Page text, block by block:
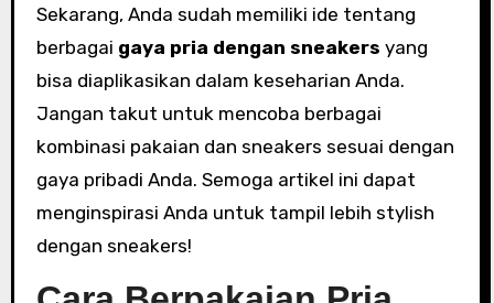
Sekarang, Anda sudah memiliki ide tentang
berbagai gaya pria dengan sneakers yang
bisa diaplikasikan dalam keseharian Anda.
Jangan takut untuk mencoba berbagai
kombinasi pakaian dan sneakers sesuai dengan
gaya pribadi Anda. Semoga artikel ini dapat
menginspirasi Anda untuk tampil lebih stylish
dengan sneakers!